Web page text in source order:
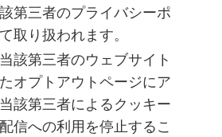
第三者のプライバシーポ
取り扱われます。
該第三者のウェブサイト
オプトアウトページにア
該第三者によるクッキー
信への利用を停止するこ